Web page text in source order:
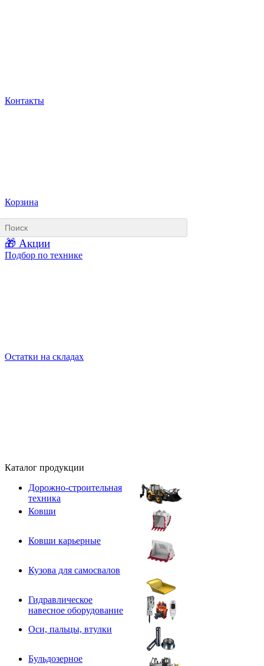
Контакты
Корзина
🎁 Акции
Подбор по технике
Остатки на складах
Каталог продукции
Дорожно-строительная
техника
Ковши
Ковши карьерные
Кузова для самосвалов
Гидравлическое
навесное оборудование
Оси, пальцы, втулки
Бульдозерное